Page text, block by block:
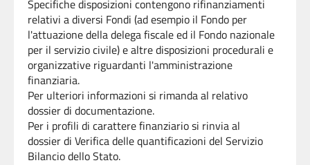
Specifiche disposizioni contengono rifinanziamenti
relativi a diversi Fondi (ad esempio il Fondo per
l'attuazione della delega fiscale ed il Fondo nazionale
per il servizio civile) e altre disposizioni procedurali e
organizzative riguardanti l'amministrazione
finanziaria.
Per ulteriori informazioni si rimanda al relativo
dossier di documentazione.
Per i profili di carattere finanziario si rinvia al
dossierdi Verifica delle quantificazioni del Servizio
Bilancio dello Stato.